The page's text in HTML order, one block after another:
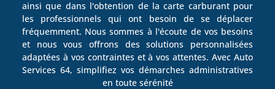
ainsi que dans l'obtention de la carte carburant pour
les professionnels qui ont besoin de se déplacer
fréquemment. Nous sommes à l'écoute de vos besoins
et nous vous offrons des solutions personnalisées
adaptées à vos contraintes et à vos attentes. Avec Auto
Services 64, simplifiez vos démarches administratives
en toute sérénité